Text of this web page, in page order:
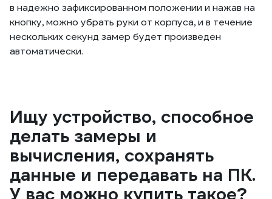
в надежно зафиксированном положении и нажав на
кнопку, можно убрать руки от корпуса, и в течение
нескольких секунд замер будет произведен
автоматически.
Ищу устройство, способное
делать замеры и
вычисления, сохранять
данные и передавать на ПК.
У вас можно купить такое?